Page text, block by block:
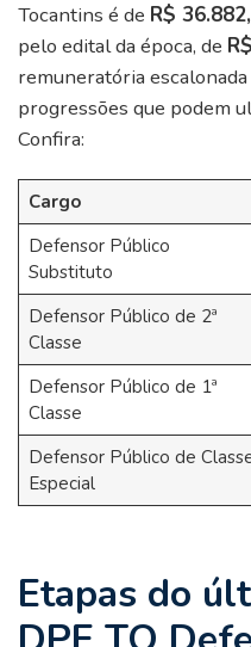
Tocantins é de R$
pelo edital da época, de
remuneratória
progressões que podem
Confira:
Cargo
Defensor Público
Substituto
Defensor Público de 2ª
Classe
Defensor Público de 1ª
Classe
Defensor Público de
Especial
Etapas do